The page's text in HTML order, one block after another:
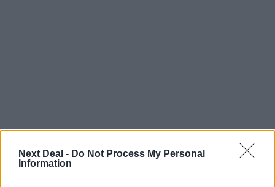
Next Deal - Do Not Process My Personal
Information
Ροή ειδήσεων Δημοφιλή